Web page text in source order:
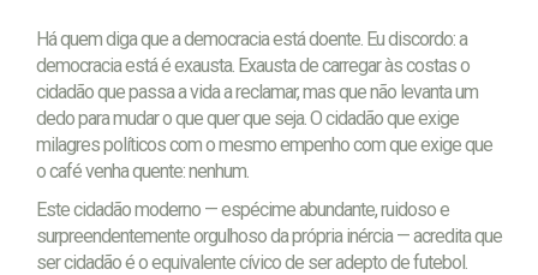
Há quem diga que a democracia está doente. Eu discordo: a
democracia está é exausta. Exausta de carregar às costas o
cidadão que passa a vida a reclamar, mas que não levanta um
dedo para mudar o que quer que seja. O cidadão que exige
milagres políticos com o mesmo empenho com que exige que
o café venha quente: nenhum.
Este cidadão moderno — espécime abundante, ruidoso e
surpreendentemente orgulhoso da própria inércia — acredita que
ser cidadão é o equivalente cívico de ser adepto de futebol.